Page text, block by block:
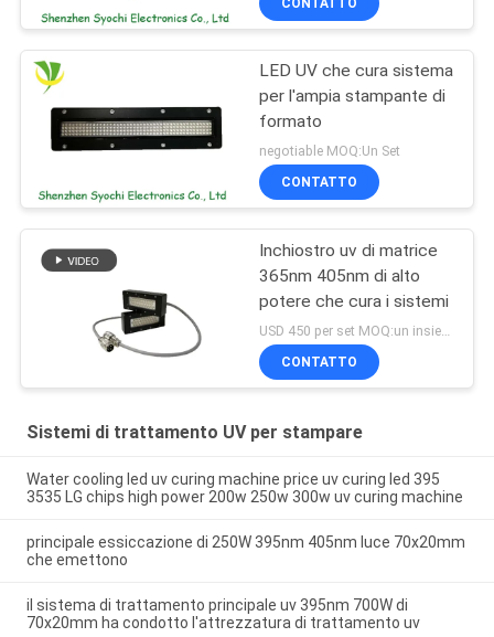
LED UV che cura sistema
per l'ampia stampante di
formato
negotiable MOQ:Un Set
CONTATTO
Inchiostro uv di matrice
365nm 405nm di alto
potere che cura i sistemi
USD 450 per set MOQ:un insieme
CONTATTO
Sistemi di trattamento UV per stampare
Water cooling led uv curing machine price uv curing led 395
3535 LG chips high power 200w 250w 300w uv curing machine
principale essiccazione di 250W 395nm 405nm luce 70x20mm
che emettono
il sistema di trattamento principale uv 395nm 700W di
70x20mm ha condotto l'attrezzatura di trattamento uv